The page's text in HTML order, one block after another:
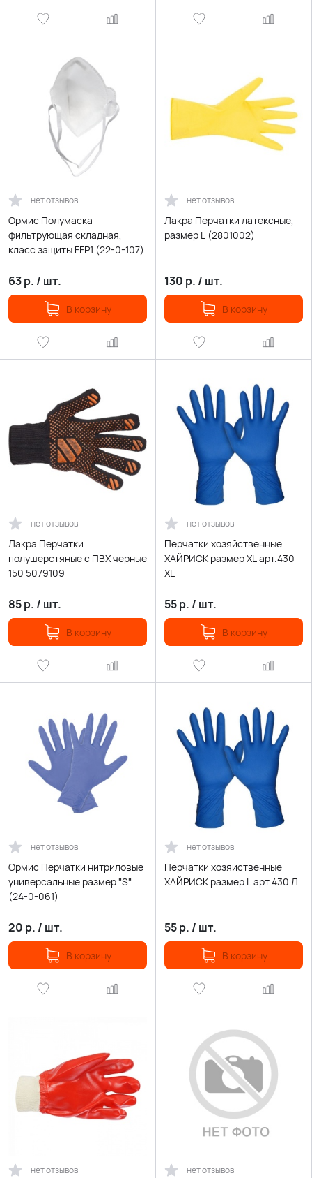
нет отзывов
Ормис Полумаска
фильтрующая складная,
класс защиты FFP1 (22-0-107)
63р. / шт.
В корзину
нет отзывов
Лакра Перчатки латексные,
размер L (2801002)
130 р. / шт.
В корзину
нет отзывов
Лакра Перчатки
полушерстяные с ПВХ черные
150 5079109
85р. / шт.
В корзину
нет отзывов
Перчатки хозяйственные
ХАЙРИСК размер ХL арт.430
ХL
55р. / шт.
В корзину
нет отзывов
Ормис Перчатки нитриловые
универсальные размер "S"
(24-0-061)
20 р. / шт.
В корзину
нет отзывов
Перчатки хозяйственные
ХАЙРИСК размер L арт.430 Л
55р. / шт.
В корзину
нет отзывов нет отзывов